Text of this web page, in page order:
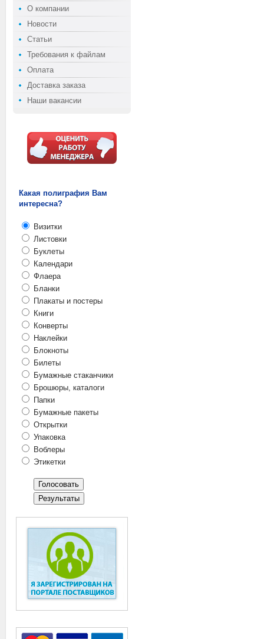
О компании
Новости
Статьи
Требования к файлам
Оплата
Доставка заказа
Наши вакансии
Какая полиграфия Вам
интересна?
Визитки
Листовки
Буклеты
Календари
Флаера
Бланки
Плакаты и постеры
Книги
Конверты
Наклейки
Блокноты
Билеты
Бумажные стаканчики
Брошюры, каталоги
Папки
Бумажные пакеты
Открытки
Упаковка
Воблеры
Этикетки